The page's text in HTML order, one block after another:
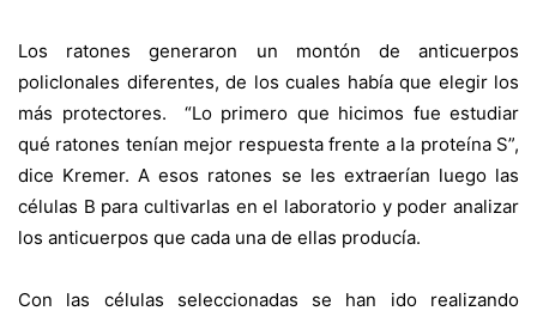
Los ratones generaron un montón de anticuerpos
policlonales diferentes, de los cuales había que elegir los
más protectores. “Lo primero que hicimos fue estudiar
qué ratones tenían mejor respuesta frente a la proteína S”,
dice Kremer. A esos ratones se les extraerían luego las
células B para cultivarlas en el laboratorio y poder analizar
los anticuerpos que cada una de ellas producía.
Con las células seleccionadas se han ido realizando